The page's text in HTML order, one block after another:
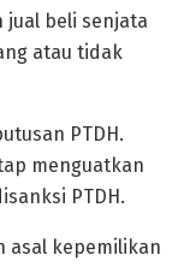
jual beli senjata
atau tidak
PTDH.
menguatkan
PTDH.
asal kepemilikan